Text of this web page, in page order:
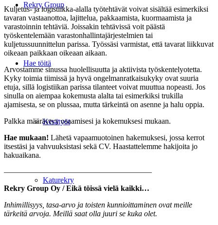
Rekry Group
Hae töitä
Kesätyöt
Katurekry
Kuljetus- ja logistiikka-alalla työtehtävät voivat sisältää esimerkiksi
tavaran vastaanottoa, lajittelua, pakkaamista, kuormaamista ja
varastoinnin tehtäviä. Joissakin tehtävissä voit päästä
työskentelemään varastonhallintajärjestelmien tai
kuljetussuunnittelun parissa. Työssäsi varmistat, että tavarat liikkuvat
oikeaan paikkaan oikeaan aikaan.
Arvostamme sinussa huolellisuutta ja aktiivista työskentelyotetta.
Kyky toimia tiimissä ja hyvä ongelmanratkaisukyky ovat suuria
etuja, sillä logistiikan parissa tilanteet voivat muuttua nopeasti. Jos
sinulla on aiempaa kokemusta alalta tai esimerkiksi trukilla
ajamisesta, se on plussaa, mutta tärkeintä on asenne ja halu oppia.
Palkka määräytyy osaamisesi ja kokemuksesi mukaan.
Hae mukaan! Lähetä vapaamuotoinen hakemuksesi, jossa kerrot
itsestäsi ja vahvuuksistasi sekä CV. Haastattelemme hakijoita jo
hakuaikana.
———————————————————
Rekry Group Oy / Eikä töissä vielä kaikki…
Inhimillisyys, tasa-arvo ja toisten kunnioittaminen ovat meille
tärkeitä arvoja. Meillä saat olla juuri se kuka olet.